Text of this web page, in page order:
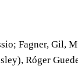
Fagner, Gil,
Róger